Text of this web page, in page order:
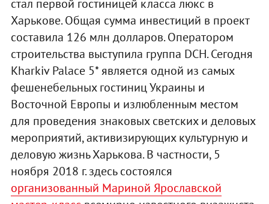
стал первой гостиницей класса люкс в
Харькове. Общая сумма инвестиций в проект
составила 126 млн долларов. Оператором
строительства выступила группа DCH. Сегодня
Kharkiv Palace 5* является одной из самых
фешенебельных гостиниц Украины и
Восточной Европы и излюбленным местом
для проведения знаковых светских и деловых
мероприятий, активизирующих культурную и
деловую жизнь Харькова. В частности, 5
ноября 2018 г. здесь состоялся
организованный Мариной Ярославской